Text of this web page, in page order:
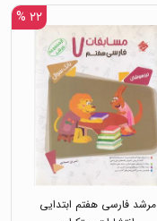
۲۲ %
مرشد فارسی هفتم ابتدایی